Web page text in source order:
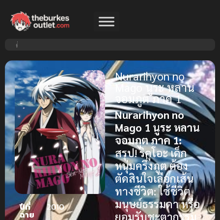
ปีที่
ฉาย
2010
Nurarihyon no
Mago นูระ หลาน
จอมภูต ภาค 1
Nurarihyon no
Mago 1 นูระ หลาน
จอมภูต ภาค 1:
สรุป! ริคุโอะ เด็ก
หนุ่มครึ่งภูต ต้อง
ตัดสินใจเลือกเส้น
ทางชีวิต: ใช้ชีวิต
มนุษย์ธรรมดา หรือ
ยอมรับชะตากรรม